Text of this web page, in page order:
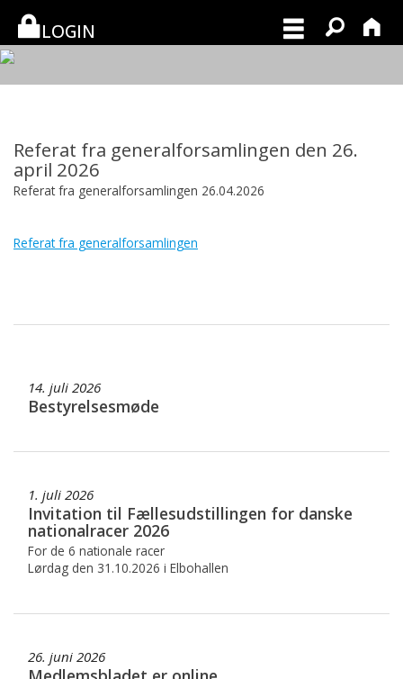
LOGIN
Referat fra generalforsamlingen den 26.
april 2026
Referat fra generalforsamlingen 26.04.2026
Referat fra generalforsamlingen
14. juli 2026
Bestyrelsesmøde
1. juli 2026
Invitation til Fællesudstillingen for danske
nationalracer 2026
For de 6 nationale racer
Lørdag den 31.10.2026 i Elbohallen
26. juni 2026